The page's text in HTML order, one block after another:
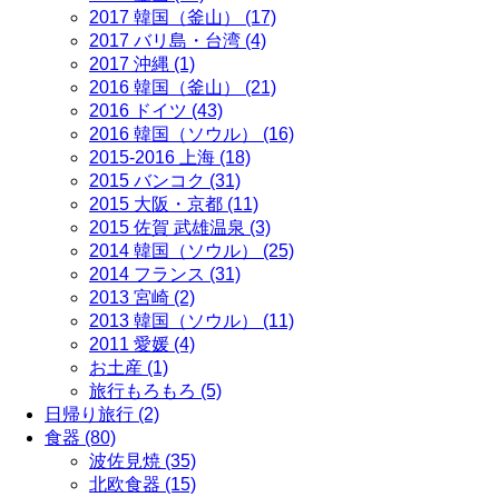
2017 韓国（釜山） (17)
2017 バリ島・台湾 (4)
2017 沖縄 (1)
2016 韓国（釜山） (21)
2016 ドイツ (43)
2016 韓国（ソウル） (16)
2015-2016 上海 (18)
2015 バンコク (31)
2015 大阪・京都 (11)
2015 佐賀 武雄温泉 (3)
2014 韓国（ソウル） (25)
2014 フランス (31)
2013 宮崎 (2)
2013 韓国（ソウル） (11)
2011 愛媛 (4)
お土産 (1)
旅行もろもろ (5)
日帰り旅行 (2)
食器 (80)
波佐見焼 (35)
北欧食器 (15)